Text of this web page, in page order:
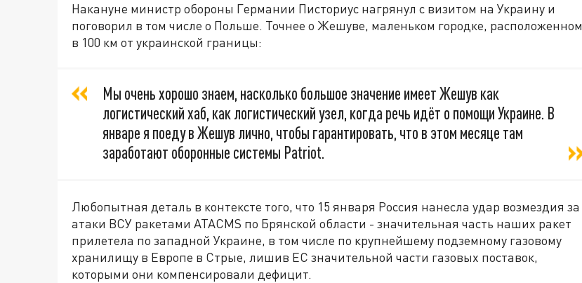
Накануне министр обороны Германии Писториус нагрянул с визитом на Украину и
поговорил в том числе о Польше. Точнее о Жешуве, маленьком городке, расположенном
в 100 км от украинской границы:
Мы очень хорошо знаем, насколько большое значение имеет Жешув как
логистический хаб, как логистический узел, когда речь идёт о помощи Украине. В
январе я поеду в Жешув лично, чтобы гарантировать, что в этом месяце там
заработают оборонные системы Patriot.
Любопытная деталь в контексте того, что 15 января Россия нанесла удар возмездия за
атаки ВСУ ракетами ATACMS по Брянской области - значительная часть наших ракет
прилетела по западной Украине, в том числе по крупнейшему подземному газовому
хранилищу в Европе в Стрые, лишив ЕС значительной части газовых поставок,
которыми они компенсировали дефицит.